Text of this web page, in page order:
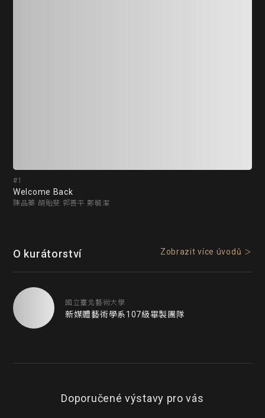
#1
Welcome Back
陳品蓁 胡貽斐 郭善平 鄭毓潔
O kurátorství Zobrazit více úvodů
國立臺北藝術大學
新媒體藝術學系107級畢製團隊
Doporučené výstavy pro vás